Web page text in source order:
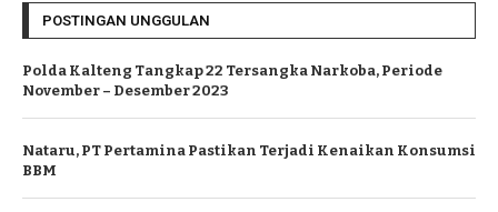
POSTINGAN UNGGULAN
Polda Kalteng Tangkap 22 Tersangka Narkoba, Periode
November – Desember 2023
Nataru, PT Pertamina Pastikan Terjadi Kenaikan Konsumsi
BBM